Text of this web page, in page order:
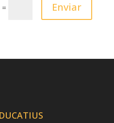
= Enviar